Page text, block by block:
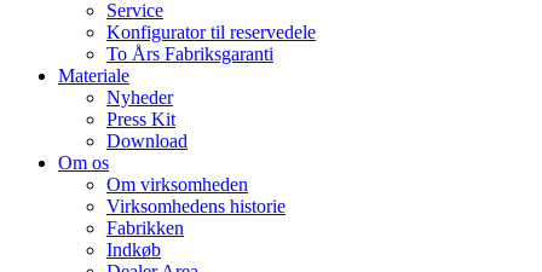
Service
Konfigurator til reservedele
To Års Fabriksgaranti
Materiale
Nyheder
Press Kit
Download
Om os
Om virksomheden
Virksomhedens historie
Fabrikken
Indkøb